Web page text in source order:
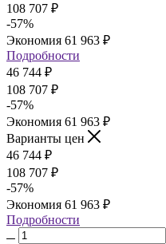
108 707 ₽
-57%
Экономия 61 963 ₽
Подробности
46 744 ₽
108 707 ₽
-57%
Экономия 61 963 ₽
Варианты цен
46 744 ₽
108 707 ₽
-57%
Экономия 61 963 ₽
Подробности